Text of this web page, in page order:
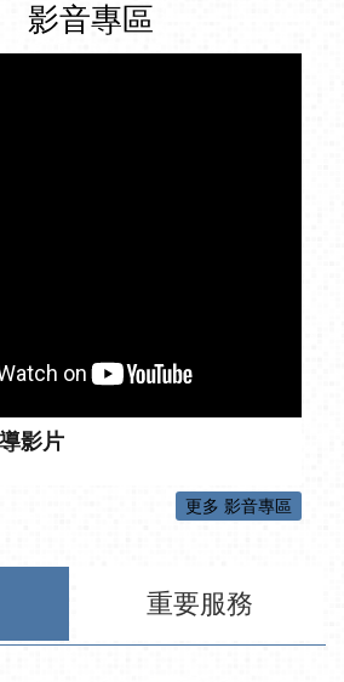
影音專區
影片
更多 影音專區
重要服務